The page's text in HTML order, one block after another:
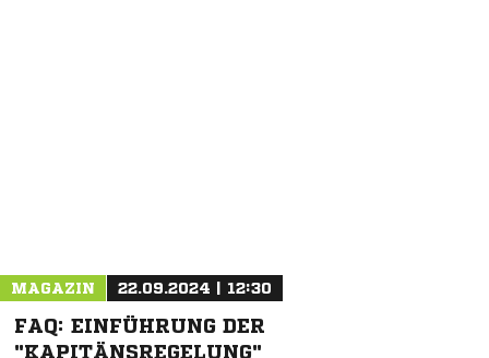
MAGAZIN 22.09.2024 | 12:30
FAQ: EINFÜHRUNG DER
"KAPITÄNSREGELUNG"